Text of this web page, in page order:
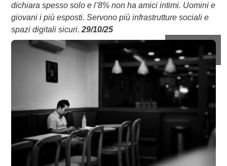
dichiara spesso solo e l’8% non ha amici intimi. Uomini e
giovani i più esposti. Servono più infrastrutture sociali e
spazi digitali sicuri. 29/10/25